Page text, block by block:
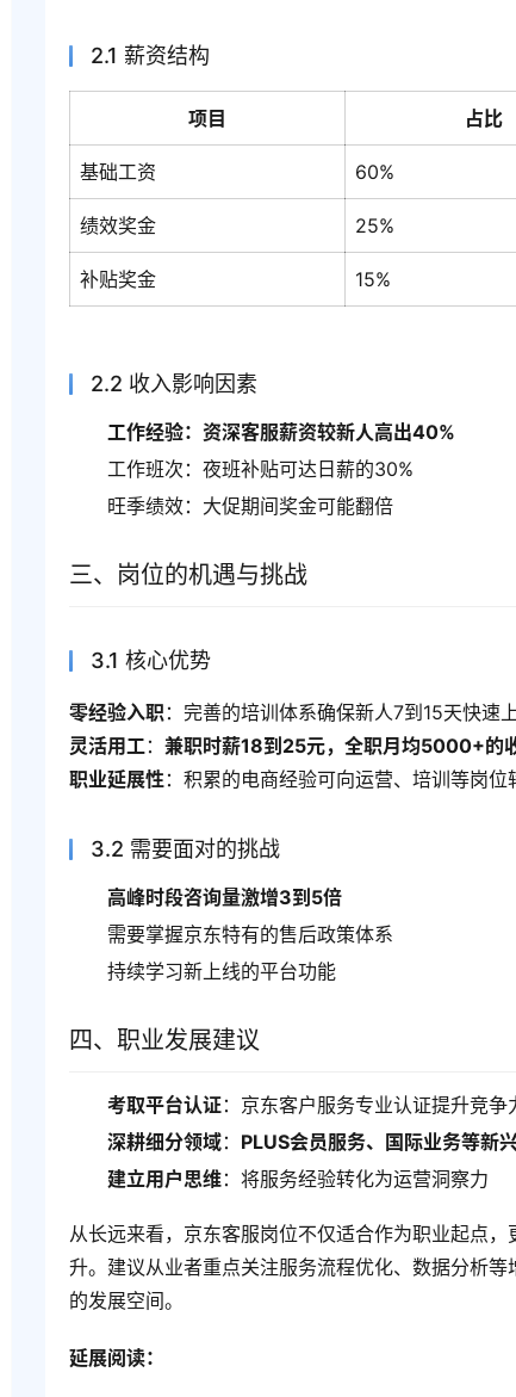
2.1 薪资结构
项目 占比
基础工资 60%
绩效奖金 25%
补贴奖金 15%
2.2 收入影响因素
工作经验：资深客服薪资较新人高出40%
工作班次：夜班补贴可达日薪的30%
旺季绩效：大促期间奖金可能翻倍
三、岗位的机遇与挑战
3.1 核心优势
零经验入职 ：完善的培训体系确保新人7到15天快速
灵活用工：兼职时薪18到25元，全职月均5000+的
职业延展性：积累的电商经验可向运营、培训等岗位
3.2 需要面对的挑战
高峰时段咨询量激增3到5倍
需要掌握京东特有的售后政策体系
持续学习新上线的平台功能
四、职业发展建议
考取平台认证：京东客户服务专业认证提升竞争
深耕细分领域： PLUS会员服务、国际业务等新
建立用户思维：将服务经验转化为运营洞察力
从长远来看，京东客服岗位不仅适合作为职业起点
升。建议从业者重点关注服务流程优化、数据分析
的发展空间。
延展阅读：